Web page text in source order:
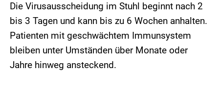
Die Virusausscheidung im Stuhl beginnt nach 2
bis 3 Tagen und kann bis zu 6 Wochen anhalten.
Patienten mit geschwächtem Immunsystem
bleiben unter Umständen über Monate oder
Jahre hinweg ansteckend.